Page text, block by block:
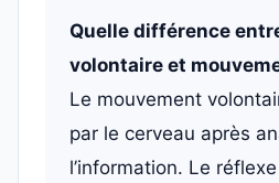
Quelle différence
volontaire et
Le mouvement
par le cerveau après
l’information. Le